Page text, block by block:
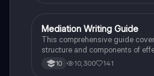
Studierende, die sich mit
persönlichen Geschichten
möchten.
Englisch
Mediation Writing Guide
This comprehensive guide
structure and components of
writing, including greetings,
and conclusions. Learn how to
10 10,300 141